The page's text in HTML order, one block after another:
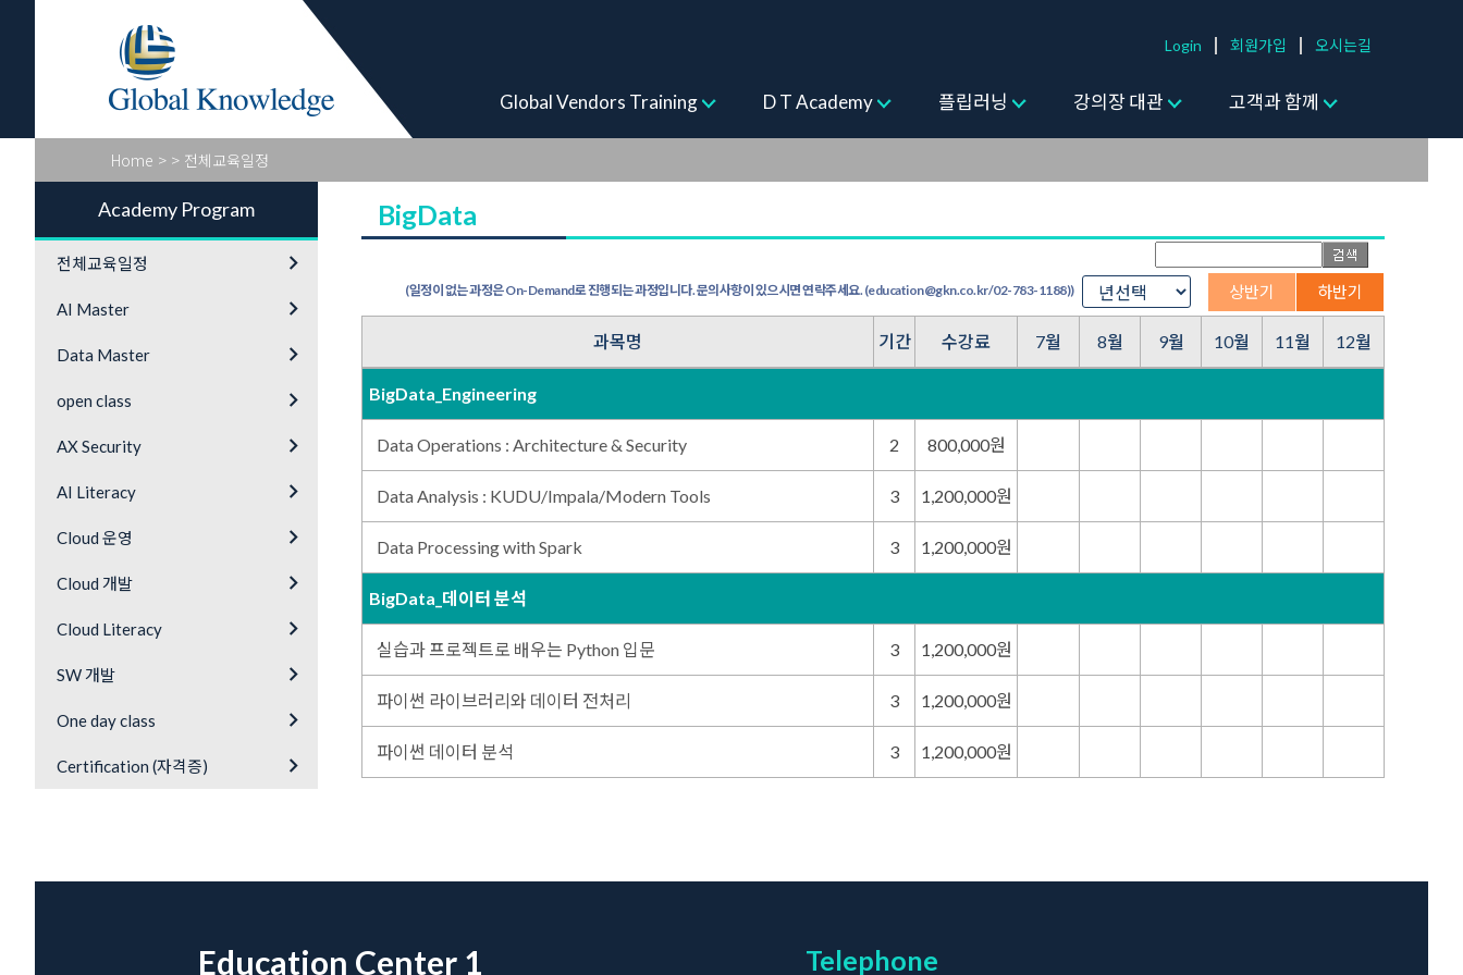
Login 회원가입 오시는길
Global Vendors Training D T Academy 플립러닝 강의장 대관 고객과 함께
Academy Program
Home > > 전체교육일정
Academy Program
전체교육일정 keyboard_arrow_right
AI Master keyboard_arrow_right
Data Master keyboard_arrow_right
open class keyboard_arrow_right
AX Security keyboard_arrow_right
AI Literacy keyboard_arrow_right
Cloud 운영 keyboard_arrow_right
Cloud 개발 keyboard_arrow_right
Cloud Literacy keyboard_arrow_right
SW 개발 keyboard_arrow_right
One day class keyboard_arrow_right
Certification (자격증) keyboard_arrow_right
BigData
(일정이 없는 과정은 On-Demand로 진행되는 과정입니다. 문의사항이 있으시면 연락주세요. (education@gkn.co.kr/02-783-1188)) 상반기 하반기
과목명 기간 수강료 7월 8월 9월 10월 11월 12월
BigData_Engineering
Data Operations : Architecture & Security 2 800,000원
Data Analysis : KUDU/Impala/Modern Tools 3 1,200,000원
Data Processing with Spark 3 1,200,000원
BigData_데이터 분석
실습과 프로젝트로 배우는 Python 입문 3 1,200,000원
파이썬 라이브러리와 데이터 전처리 3 1,200,000원
파이썬 데이터 분석 3 1,200,000원
Education Center 1
Telephone